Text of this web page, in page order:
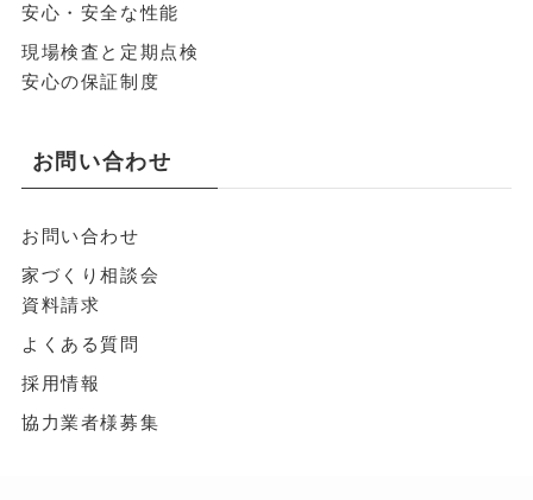
安心・安全な性能
現場検査と定期点検
安心の保証制度
お問い合わせ
お問い合わせ
家づくり相談会
資料請求
よくある質問
採用情報
協力業者様募集